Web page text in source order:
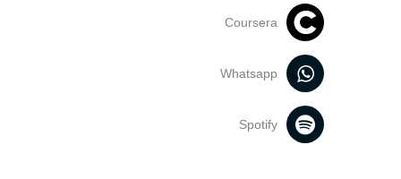
Coursera
Whatsapp
Spotify